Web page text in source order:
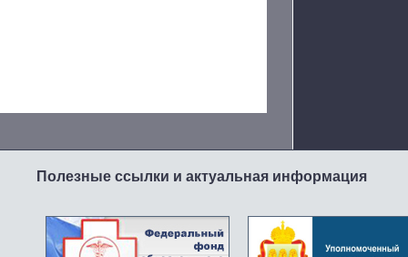
Полезные ссылки и актуальная информация